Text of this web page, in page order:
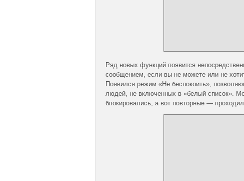
Ряд новых функций появится
сообщением, если вы не можете или не
Появился режим «Не беспокоить»,
людей, не включенных в «белый список».
блокировались, а вот повторные —